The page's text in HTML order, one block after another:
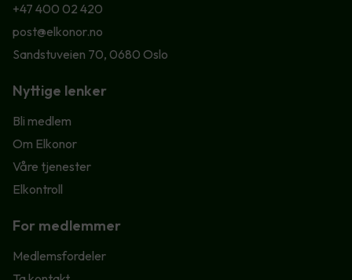
+47 400 02 420
post@elkonor.no
Sandstuveien 70, 0680 Oslo
Nyttige lenker
Bli medlem
Om Elkonor
Våre tjenester
Elkontroll
For medlemmer
Medlemsfordeler